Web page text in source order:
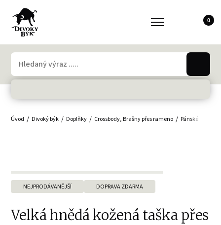
0
Úvod Divoký býk Doplňky Crossbody, Brašny přes rameno Pánské
NEJPRODÁVANĚJŠÍ DOPRAVA ZDARMA
Velká hnědá kožená taška přes